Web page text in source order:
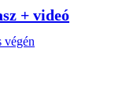
+ videó
végén